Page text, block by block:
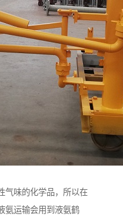
气味的化学品，所以在
氨运输会用到液氨鹤